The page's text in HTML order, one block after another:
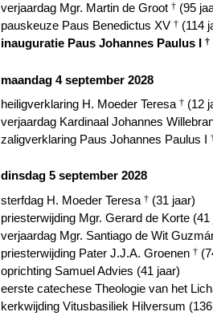
verjaardag Mgr. Martin de Groot † (95
pauskeuze Paus Benedictus XV † (114
inauguratie Paus Johannes Paulus I
†
maandag 4 september 2028
heiligverklaring H. Moeder Teresa † (12
verjaardag Kardinaal Johannes
zaligverklaring Paus Johannes Paulus I
dinsdag 5 september 2028
sterfdag H. Moeder Teresa † (31 jaar)
priesterwijding Mgr. Gerard de Korte (41
verjaardag Mgr. Santiago de Wit
priesterwijding Pater J.J.A. Groenen †
oprichting Samuel Advies (41 jaar)
eerste catechese Theologie van het
kerkwijding Vitusbasiliek Hilversum